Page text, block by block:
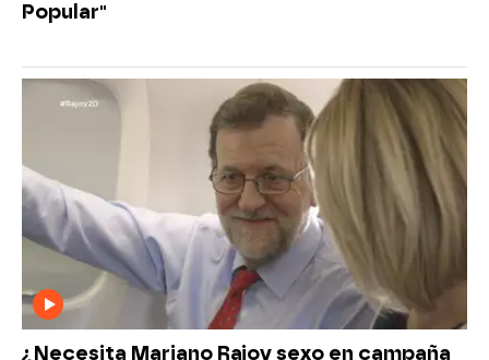
Popular"
¿Necesita Mariano Rajoy sexo en campaña